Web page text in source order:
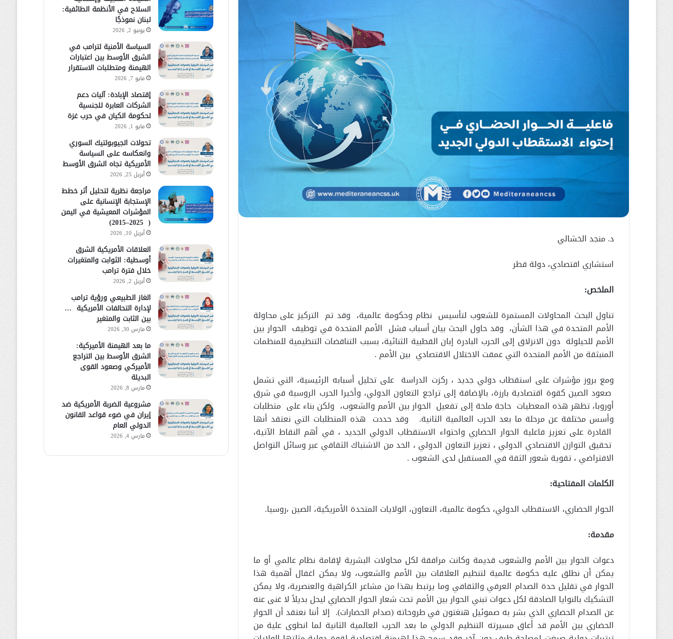
د. منجد الخشالي
استشاري اقتصادي، دولة قطر
الملخص:
تناول البحث المحاولات المستمرة للشعوب لتأسيس نظام وحكومة عالمية، وقد تم التركيز على محاولة
الأمم المتحدة في هذا الشأن، وقد حاول البحث بيان أسباب فشل الأمم المتحدة في توظيف الحوار بين
الأمم للحيلولة دون الانزلاق إلى الحرب البادرة إبان القطبية الثنائية، بسبب التناقضات التنظيمية للمنظمات
المنبثقة من الأمم المتحدة التي عمقت الاختلال الاقتصادي بين الأمم .
ومع بروز مؤشرات على استقطاب دولي جديد ، ركزت الدراسة على تحليل أسبابه الرئيسية، التي تشمل
صعود الصين كقوة اقتصادية بارزة، بالإضافة إلى تراجع التعاون الدولي، وأخيرا الحرب الروسية في شرق
أوروبا، تظهر هذه المعطيات حاجة ملحة إلى تفعيل الحوار بين الأمم والشعوب، ولكن بناء على متطلبات
وأسس مختلفة عن مرحلة ما بعد الحرب العالمية الثانية. وقد حددت هذه المتطلبات التي نعتقد أنها
القادرة على تعزيز فاعلية الحوار الحضاري واحتواء الاستقطاب الدولي الجديد ، في أهم النقاط الآتية،
تحقيق التوازن الاقتصادي الدولي ، تعزيز التعاون الدولي ، الحد من الاشتباك الثقافي عبر وسائل التواصل
الافتراضي ، تقوية شعور الثقة في المستقبل لدى الشعوب .
الكلمات المفتاحية:
الحوار الحضاري، الاستقطاب الدولي، حكومة عالمية، التعاون، الولايات المتحدة الأمريكية، الصين ،روسيا.
مقدمة:
دعوات الحوار بين الأمم والشعوب قديمة وكانت مرافقة لكل محاولات البشرية لإقامة نظام عالمي أو ما
يمكن أن نطلق عليه حكومة عالمية لتنظيم العلاقات بين الأمم والشعوب، ولا يمكن اغفال أهمية هذا
الحوار في تقليل حدة الصدام العرقي والثقافي وما يرتبط بهذا من مشاعر الكراهية والعنصرية، ولا يمكن
التشكيك بالنوايا الصادقة لكل دعوات تبني الحوار بين الأمم تحت شعار الحوار الحضاري ليحل بديلاً لا غنى عنه
عن الصدام الحضاري الذي بشر به صموئيل هنغتون في طروحاته (صدام الحضارات). إلا أننا نعتقد أن الحوار
الحضاري بين الأمم قد أعاق مسيرته التنظيم الدولي ما بعد الحرب العالمية الثانية لما انطوى علية من
السلاح في الأنظمة الطائفية:
لبنان نموذجًا
يونيو 2, 2026
السياسة الأمنية لترامب في
الشرق الأوسط بين اعتبارات
الهيمنة ومتطلبات الاستقرار
مايو 7, 2026
إقتصاد الإبادة: آليات دعم
الشركات العابرة للجنسية
لحكومة الكيان في حرب غزة
مايو 1, 2026
تحولات الجيوبولتيك السوري
وانعكاسه على السياسة
الأمريكية تجاه الشرق الأوسط
أبريل 25, 2026
مراجعة نظرية لتحليل أثر خطط
الإستجابة الإنسانية على
المؤشرات المعيشية في اليمن
( 2025–2015)
أبريل 10, 2026
العلاقات الأمريكية الشرق
أوسطية: الثوابت والمتغيرات
خلال فترة ترامب
أبريل 2, 2026
الغاز الطبيعي ورؤية ترامب
لإدارة التحالفات الأمريكية …
بين الثابت والمتغير
مارس 30, 2026
ما بعد الهيمنة الأميركية:
الشرق الأوسط بين التراجع
الأميركي وصعود القوى
البديلة
مارس 8, 2026
مشروعية الضربة الأمريكية ضد
إيران في ضوء قواعد القانون
الدولي العام
مارس 4, 2026